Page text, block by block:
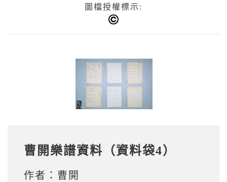
圖檔授權標示:
曹開樂譜資料（資料袋4）
作者： 曹開